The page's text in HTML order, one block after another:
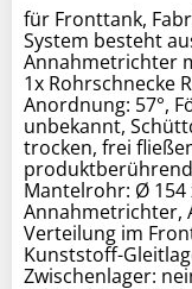
für Fronttank,
System besteht
Annahmetrichter
1x Rohrschnecke
Anordnung: 57°,
unbekannt,
trocken, frei
Mantelrohr: Ø 154
Annahmetrichter,
Verteilung im
Kunststoff-
Zwischenlager: